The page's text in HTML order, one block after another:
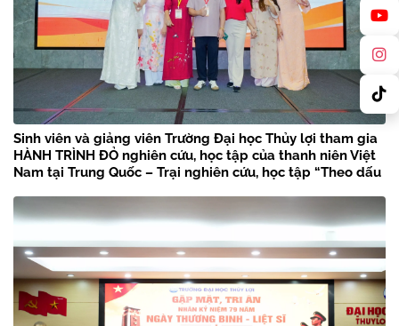
Sinh viên và giảng viên Trường Đại học Thủy lợi tham gia
HÀNH TRÌNH ĐỎ nghiên cứu, học tập của thanh niên Việt
Nam tại Trung Quốc – Trại nghiên cứu, học tập “Theo dấu